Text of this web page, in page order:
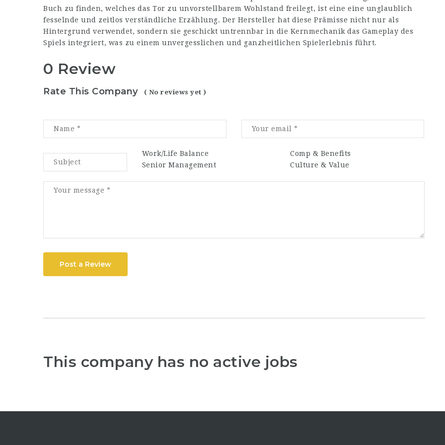
Buch zu finden, welches das Tor zu unvorstellbarem Wohlstand freilegt, ist eine eine unglaublich
fesselnde und zeitlos verständliche Erzählung. Der Hersteller hat diese Prämisse nicht nur als
Hintergrund verwendet, sondern sie geschickt untrennbar in die Kernmechanik das Gameplay des
Spiels integriert, was zu einem unvergesslichen und ganzheitlichen Spielerlebnis führt.
0 Review
Rate This Company ( No reviews yet )
Work/Life Balance
Comp & Benefits
Senior Management
Culture & Value
Post a Review
This company has no active jobs